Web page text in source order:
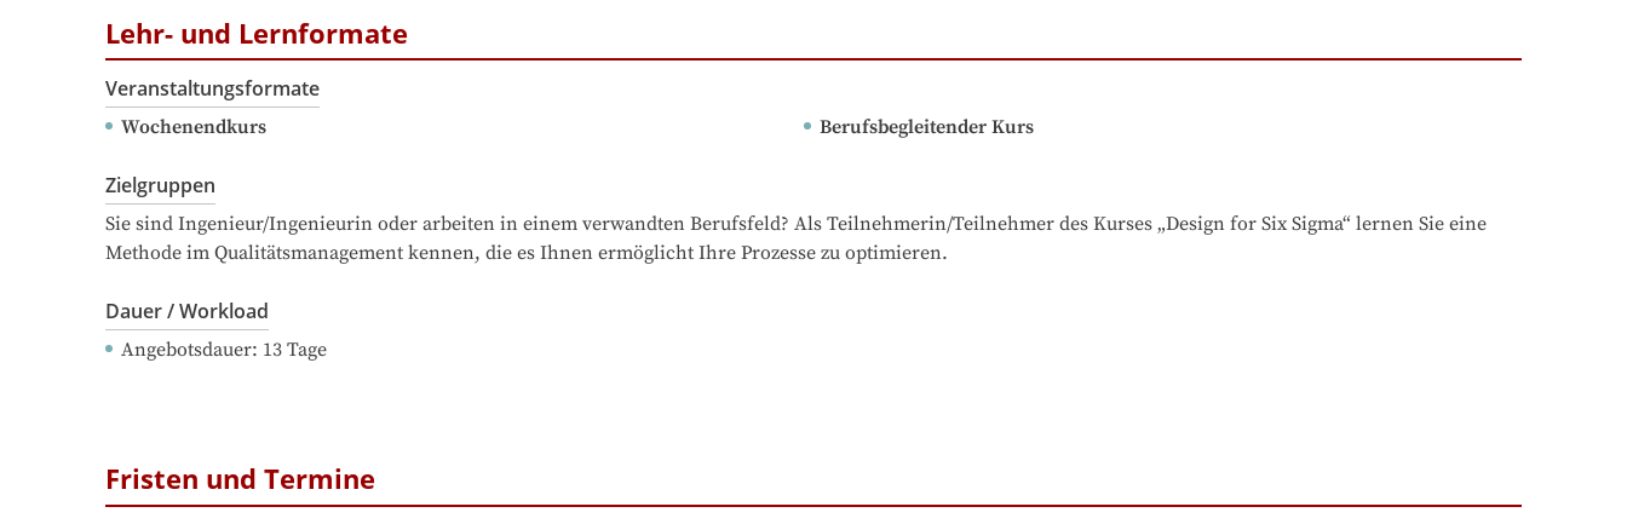
Lehr- und Lernformate
Veranstaltungsformate
Wochenendkurs Berufsbegleitender Kurs
Zielgruppen
Sie sind Ingenieur/Ingenieurin oder arbeiten in einem verwandten Berufsfeld? Als Teilnehmerin/Teilnehmer des Kurses „Design for Six Sigma“ lernen Sie eine
Methode im Qualitätsmanagement kennen, die es Ihnen ermöglicht Ihre Prozesse zu optimieren.
Dauer / Workload
Angebotsdauer: 13 Tage
Fristen und Termine